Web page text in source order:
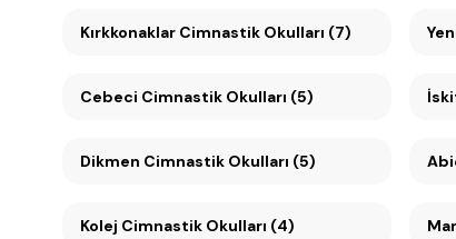
Kırkkonaklar Cimnastik Okulları (7)
Cebeci Cimnastik Okulları (5)
Dikmen Cimnastik Okulları (5)
Kolej Cimnastik Okulları (4)